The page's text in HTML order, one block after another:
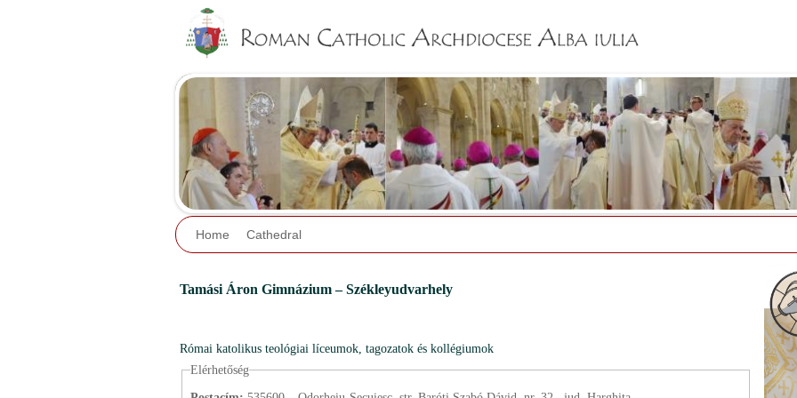
Home Cathedral
Tamási Áron Gimnázium – Székleyudvarhely
Római katolikus teológiai líceumok, tagozatok és kollégiumok
Elérhetőség